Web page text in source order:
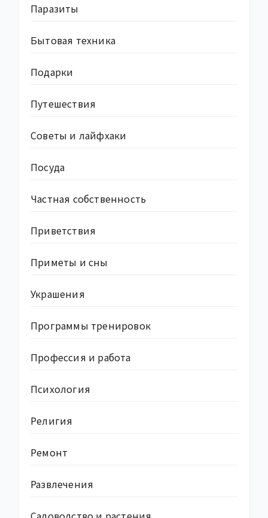
Паразиты
Бытовая техника
Подарки
Путешествия
Советы и лайфхаки
Посуда
Частная собственность
Приветствия
Приметы и сны
Украшения
Программы тренировок
Профессия и работа
Психология
Религия
Ремонт
Развлечения